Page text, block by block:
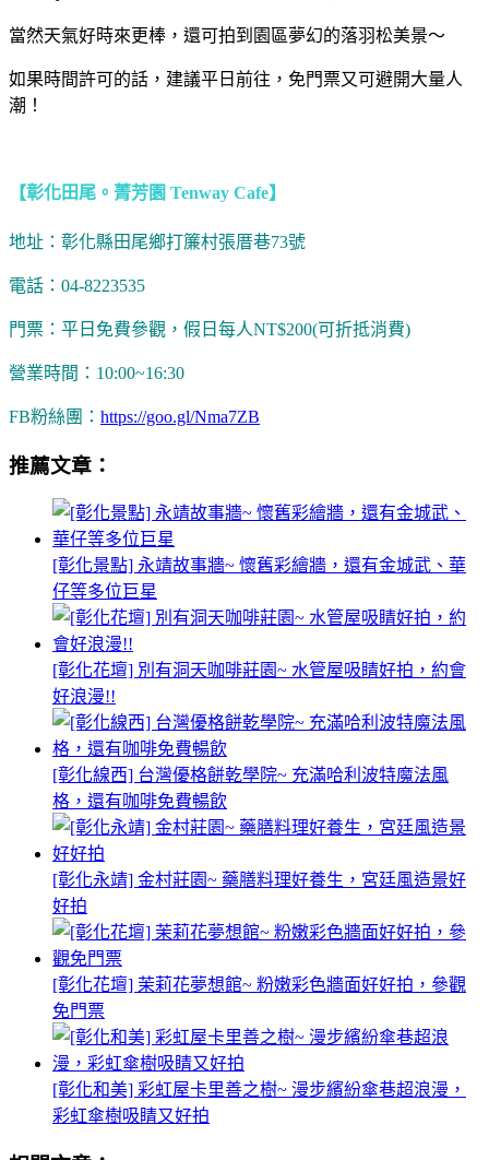
當然天氣好時來更棒，還可拍到園區夢幻的落羽松美景～
如果時間許可的話，建議平日前往，免門票又可避開大量人
潮！
【彰化田尾。菁芳園 Tenway Cafe】
地址：彰化縣田尾鄉打簾村張厝巷73號
電話：04-8223535
門票：平日免費參觀，假日每人NT$200(可折抵消費)
營業時間：10:00~16:30
FB粉絲團： https://goo.gl/Nma7ZB
推薦文章：
[彰化景點] 永靖故事牆~ 懷舊彩繪牆，還有金城武、華
仔等多位巨星
[彰化花壇] 別有洞天咖啡莊園~ 水管屋吸睛好拍，約會
好浪漫!!
[彰化線西] 台灣優格餅乾學院~ 充滿哈利波特魔法風
格，還有咖啡免費暢飲
[彰化永靖] 金村莊園~ 藥膳料理好養生，宮廷風造景好
好拍
[彰化花壇] 茉莉花夢想館~ 粉嫩彩色牆面好好拍，參觀
免門票
[彰化和美] 彩虹屋卡里善之樹~ 漫步繽紛傘巷超浪漫，
彩虹傘樹吸睛又好拍